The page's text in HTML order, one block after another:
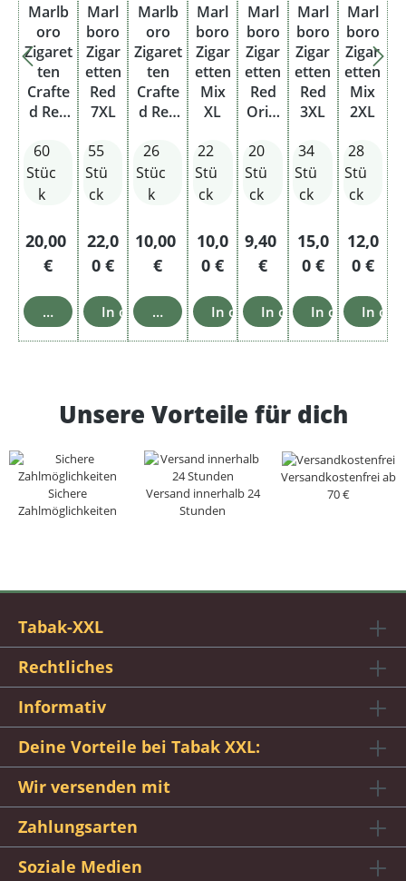
Marlb
oro
Zigaret
ten
Crafte
d Red
60
Stüc
k
Regulärer Preis:
20,00
€
In den Warenkorb
Marl
boro
Zigar
etten
Red
7XL
55
Stü
ck
Regulärer Preis:
22,0
0 €
In den Warenkorb
Marlb
oro
Zigaret
ten
Crafte
d Red
26
Stüc
k
Regulärer Preis:
10,00
€
In den Warenkorb
Marl
boro
Zigar
etten
Mix
XL
22
Stü
ck
Regulärer Preis:
10,0
0 €
In den Warenkorb
Marl
boro
Zigar
etten
Red
Origi
Pack
20
Stü
ck
Regulärer Preis:
9,40
€
In den Warenkorb
Marl
boro
Zigar
etten
Red
3XL
34
Stü
ck
Regulärer
15,0
0 €
In den
Marl
boro
Zigar
etten
Mix
2XL
28
Stü
ck
12,0
0 €
In
Unsere Vorteile für dich
Sichere
Zahlmöglichkeiten
Versand innerhalb 24
Stunden
Versandkostenfrei ab
70 €
Tabak-XXL
Rechtliches
Informativ
Deine Vorteile bei Tabak XXL:
Wir versenden mit
Zahlungsarten
Soziale Medien